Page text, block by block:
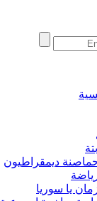
ديمقراطيون
يا سوريا